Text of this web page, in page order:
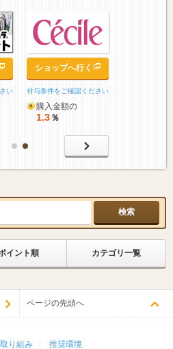
い
ショップへ行く
付与条件をご確認ください
購入金額の
1.3 ％
イント順 カテゴリ一覧
ページの先頭へ
り組み 推奨環境